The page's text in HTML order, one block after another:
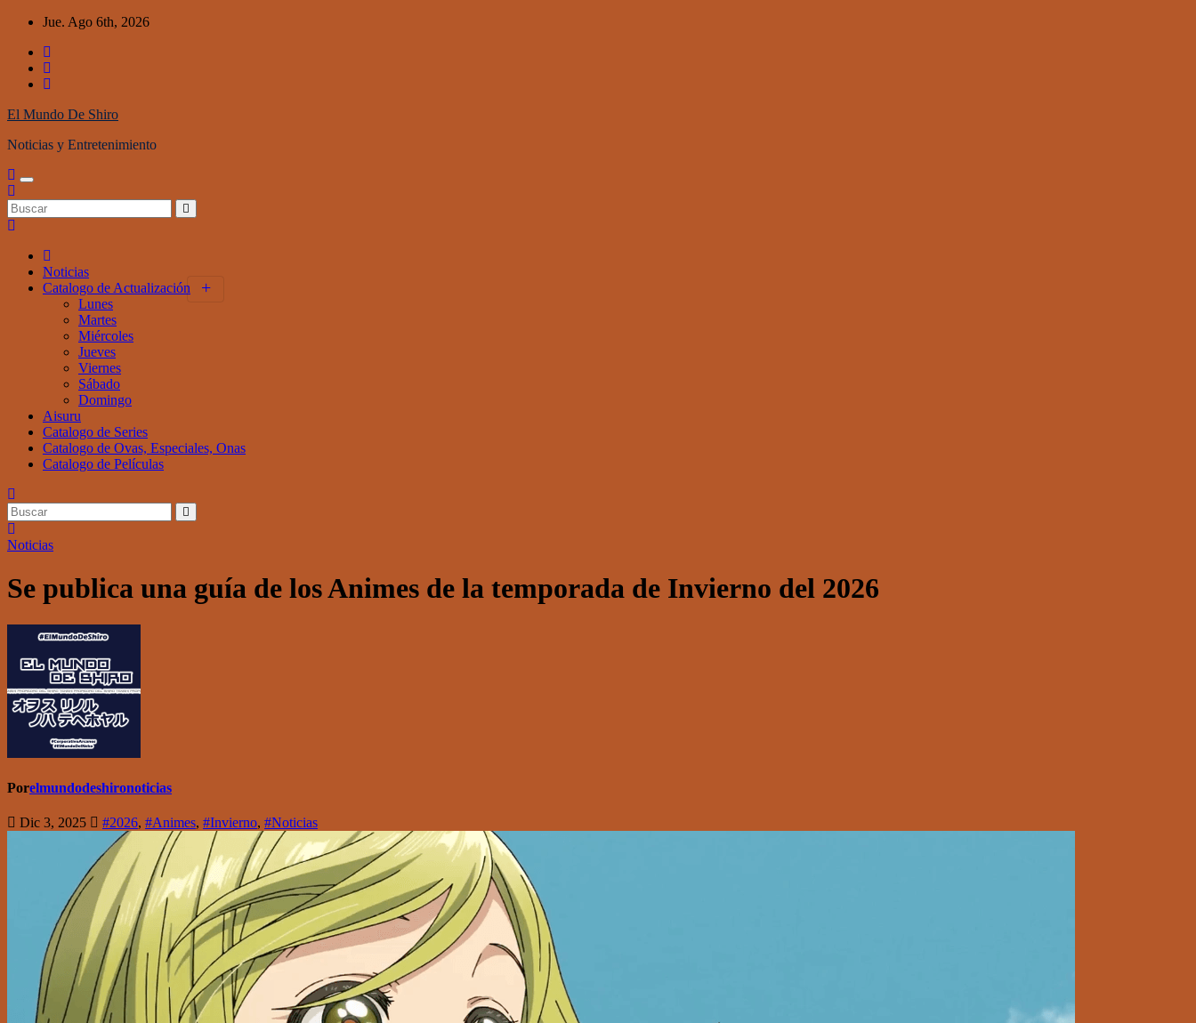
Saltar
contenido
Jue. Ago 6th, 2026
El Mundo De Shiro
Noticias y Entretenimiento
Noticias
Catalogo de Actualización
Lunes
Martes
Miércoles
Jueves
Viernes
Sábado
Domingo
Aisuru
Catalogo de Series
Catalogo de Ovas, Especiales, Onas
Catalogo de Películas
Noticias
Se publica una guía de los Animes de la temporada de Invierno del 2026
Porelmundodeshironoticias
Dic 3, 2025 #2026, #Animes, #Invierno, #Noticias